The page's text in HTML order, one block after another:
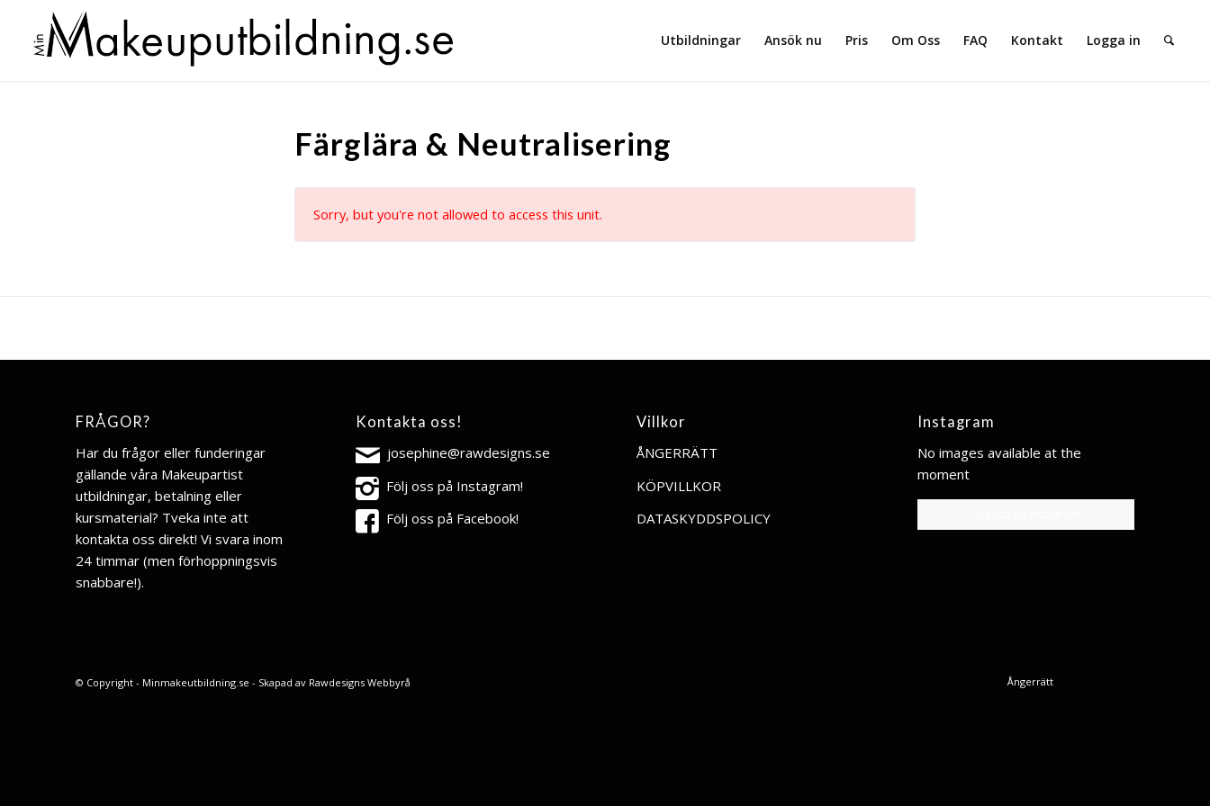
Utbildningar Ansök nu Pris Om Oss FAQ Kontakt Logga in
Färglära & Neutralisering
Sorry, but you're not allowed to access this unit.
FRÅGOR?
Har du frågor eller funderingar
gällande våra Makeupartist
utbildningar, betalning eller
kursmaterial? Tveka inte att
kontakta oss direkt! Vi svara inom
24 timmar (men förhoppningsvis
snabbare!).
Kontakta oss!
josephine@rawdesigns.se
Följ oss på Instagram!
Följ oss på Facebook!
Villkor
ÅNGERRÄTT
KÖPVILLKOR
DATASKYDDSPOLICY
Instagram
No images available at the
moment
© Copyright - Minmakeutbildning.se - Skapad av Rawdesigns Webbyrå Ångerrätt